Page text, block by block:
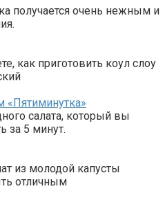
получается очень нежным и
как приготовить коул слоу
«Пятиминутка»
салата, который вы
за 5 минут.
из молодой капусты
отличным